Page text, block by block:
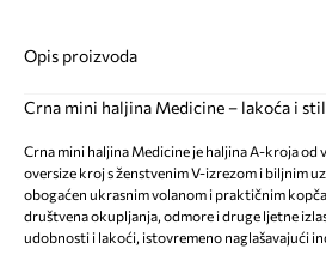
Opis proizvoda
Crna mini haljina Medicine – lakoća i
Crna mini haljina Medicine je haljina A-kroja od
oversize kroj s ženstvenim V-izrezom i biljnim
obogaćen ukrasnim volanom i praktičnim
društvena okupljanja, odmore i druge ljetne
udobnosti i lakoći, istovremeno naglašavajući